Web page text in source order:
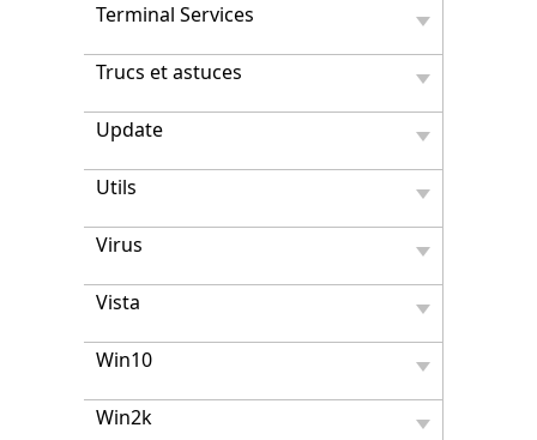
Terminal Services
Trucs et astuces
Update
Utils
Virus
Vista
Win10
Win2k